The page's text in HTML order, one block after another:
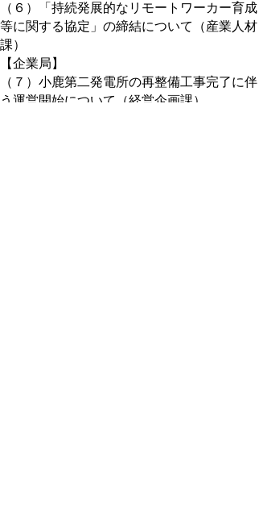
（６）「持続発展的なリモートワーカー育成
等に関する協定」の締結について（産業人材
課）
【企業局】
（７）小鹿第二発電所の再整備工事完了に伴
う運営開始について（経営企画課）